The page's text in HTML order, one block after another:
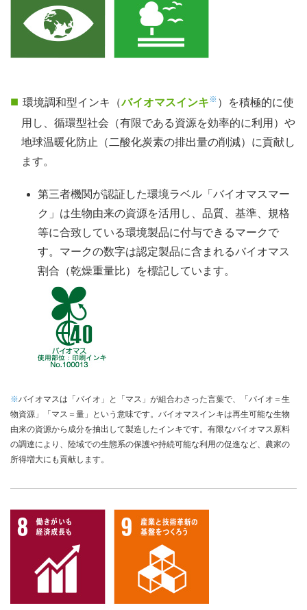
環境調和型インキ（バイオマスインキ※ ）を積極的に使
用し、循環型社会（有限である資源を効率的に利用）や
地球温暖化防止（二酸化炭素の排出量の削減）に貢献し
ます。
第三者機関が認証した環境ラベル「バイオマスマー
ク」は生物由来の資源を活用し、品質、基準、規格
等に合致している環境製品に付与できるマークで
す。マークの数字は認定製品に含まれるバイオマス
割合（乾燥重量比）を標記しています。
※バイオマスは「バイオ」と「マス」が組合わさった言葉で、「バイオ＝生
物資源」「マス＝量」という意味です。バイオマスインキは再生可能な生物
由来の資源から成分を抽出して製造したインキです。有限なバイオマス原料
の調達により、陸域での生態系の保護や持続可能な利用の促進など、農家の
所得増大にも貢献します。